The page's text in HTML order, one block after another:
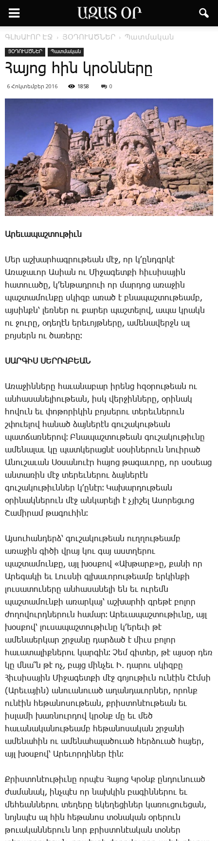
ԳԼԽԱՒՈՐ ԷՋ ՅՕԴՈՒԱԾՆԵՐ Պատմական
ՅՕԴՈՒԱԾՆԵՐ Պատմական
Հայոց հին կրօնները
6 Հոկտեմբեր 2016 1858 0
Արեւապաշտութիւն
Մեր աշխարհագրութեան մէջ, որ կ՚ընդգրկէ
Առաջաւոր Ասիան ու Միջագետքի հիւսիսային
հատուածը, կ՚ենթադրուի որ մարդոց առաջին
պաշտամունքը սկիզբ առած է բնապաշտութեամբ,
այսինքն՝ լեռներ ու քարեր պաշտելով , ապա կրակն
ու ջուրը, օդեղէն երեւոյթները, ամենավերջն ալ
բոյսերն ու ծառերը։
ՍԱՐԳԻՍ ՍԵՐՈՎԲԵԱՆ
Առաջինները հաւանաբար իրենց հզօրութեան ու
անհասանելիութեան, իսկ վերջինները, օրինակ
հովուն եւ փոթորիկին բոյսերու տերեւներուն
շփուելով հանած ձայներէն գուշակութեան
պատճառներով։ Բնապաշտութեան գուշակութիւնը
ամենալաւ կը պատկերացնէ սօսիներուն նուիրած
Անուշաւան Սօսանուէր հայոց թագաւորը, որ սօսեաց
անտառին մէջ տերեւներու ձայներէն
գուշակութիւններ կ՚ընէր։ Կախարդութեան
օրինակներուն մէջ անկարելի է չյիշել Ասորեցւոց
Շամիրամ թագուհին։
Այսուհանդերձ՝ գուշակութեան ուղղութեամբ
առաջին գիծի վրայ կու գայ աստղերու
պաշտամունքը, այլ խօսքով «Ախթարք»ը, քանի որ
Արեգակի եւ Լուսնի գլխաւորութեամբ երկինքի
լուսատուները անհասանելի են եւ ուրեմն
պաշտամունքի առարկայ՝ աշխարհի գրեթէ բոլոր
ժողովուրդներուն համար։ Արեւապաշտութիւնը, այլ
խօսքով՝ լուսապաշտութիւնը կ՚երեւի թէ
ամենաերկար շրջանը դարձած է միւս բոլոր
հաւատալիքներու կարգին։ Չեմ գիտեր, թէ այսօր դեռ
կը մնա՞ն թէ ոչ, բայց մինչեւ Ի. դարու սկիզբը
Հիւսիսային Միջագետքի մէջ գոյութիւն ունէին Շէմսի
( Արեւային) անուանուած աղանդաւորներ, որոնք
ունէին հեթանոսութեան, քրիստոնէութեան եւ
իսլամի խառնուրդով կրօնք մը եւ մեծ
հաւանականութեամբ հեթանոսական շրջանի
ամենահին ու ամենահալածուած հերձուած հայեր,
այլ խօսքով՝ Արեւորդիներ էին։
Քրիստոնէութիւնը որպէս Հայոց Կրօնք ընդունուած
ժամանակ, ինչպէս որ նախկին բագիններու եւ
մեհեաններու տեղերը եկեղեցիներ կառուցուեցան,
նոյնպէս ալ հին հեթանոս տօնական օրերուն
թուականներուն նոր քրիստոնէական տօներ